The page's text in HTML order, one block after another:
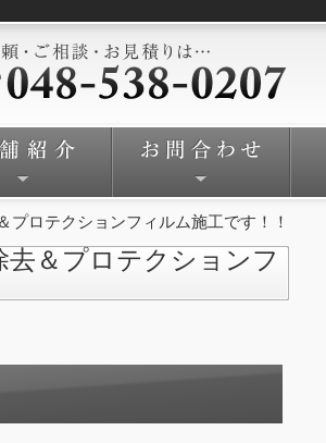
ロテクションフィルム施工です！！
＆プロテクションフ